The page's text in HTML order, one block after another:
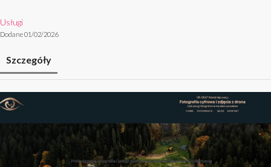
Usługi
Dodane 01/02/2026
Szczegóły